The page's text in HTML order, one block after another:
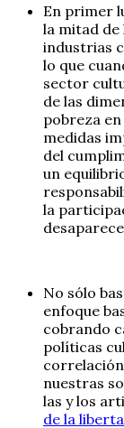
En primer
la mitad de
industrias
lo que
sector
de las
pobreza
medidas
del
un
la
No sólo
enfoque
cobrando
políticas
nuestras
las y los
de la